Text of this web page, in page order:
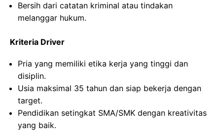
Bersih dari catatan kriminal atau tindakan
melanggar hukum.
Kriteria Driver
Pria yang memiliki etika kerja yang tinggi dan
disiplin.
Usia maksimal 35 tahun dan siap bekerja dengan
target.
Pendidikan setingkat SMA/SMK dengan kreativitas
yang baik.